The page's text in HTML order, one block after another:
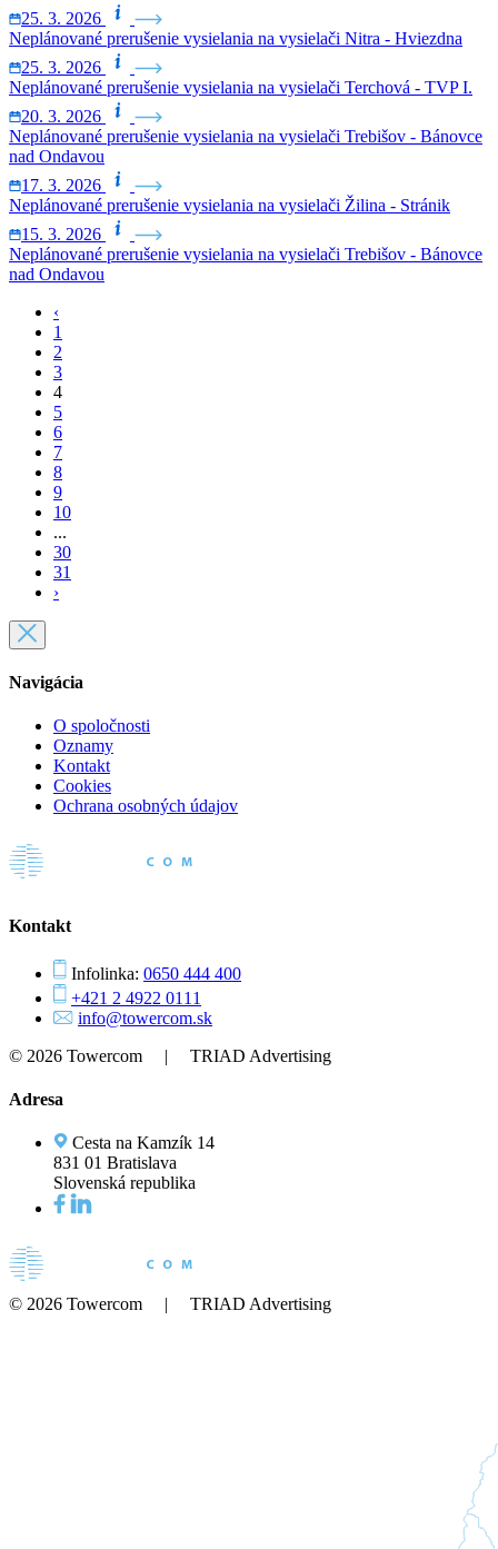
25. 3. 2026
Neplánované prerušenie vysielania na vysielači Nitra - Hviezdna
25. 3. 2026
Neplánované prerušenie vysielania na vysielači Terchová - TVP I.
20. 3. 2026
Neplánované prerušenie vysielania na vysielači Trebišov - Bánovce
nad Ondavou
17. 3. 2026
Neplánované prerušenie vysielania na vysielači Žilina - Stránik
15. 3. 2026
Neplánované prerušenie vysielania na vysielači Trebišov - Bánovce
nad Ondavou
‹
1
2
3
4
5
6
7
8
9
10
...
30
31
›
Navigácia
O spoločnosti
Oznamy
Kontakt
Cookies
Ochrana osobných údajov
Kontakt
Infolinka: 0650 444 400
+421 2 4922 0111
info@towercom.sk
© 2026 Towercom | TRIAD Advertising
Adresa
Cesta na Kamzík 14
831 01 Bratislava
Slovenská republika
© 2026 Towercom | TRIAD Advertising